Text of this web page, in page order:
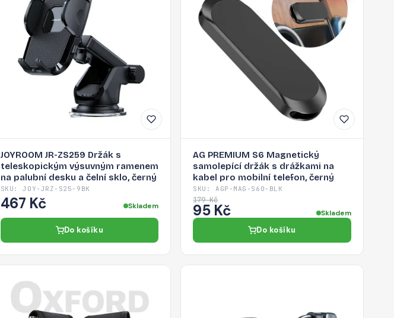
JOYROOM JR-ZS259 Držák s
teleskopickým výsuvným ramenem
na palubní desku a čelní sklo, černý
SKU: JOY-JRZ-S25-9BK
467 Kč Skladem
Do košíku
AG PREMIUM S6 Magnetický
samolepící držák s drážkami na
kabel pro mobilní telefon, černý
SKU: AGP-MAG-S60-BLK
179 Kč
95 Kč Skladem
Do košíku